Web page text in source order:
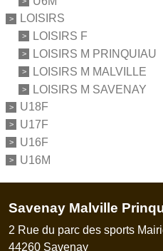
LOISIRS
LOISIRS F
LOISIRS M PRINQUIAU
LOISIRS M MALVILLE
LOISIRS M SAVENAY
U18F
U17F
U16F
U16M
Savenay Malville
2 Rue du parc des sports
44260 Savenay